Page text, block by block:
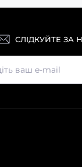
СЛІДКУЙТЕ ЗА